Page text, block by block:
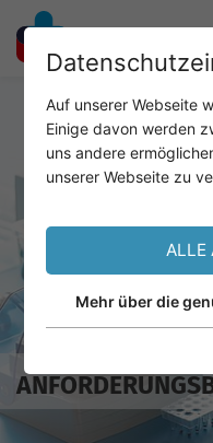
Auf unserer Webseite
Einige davon werden
uns andere
unserer Webseite zu
ALLE
Mehr über die